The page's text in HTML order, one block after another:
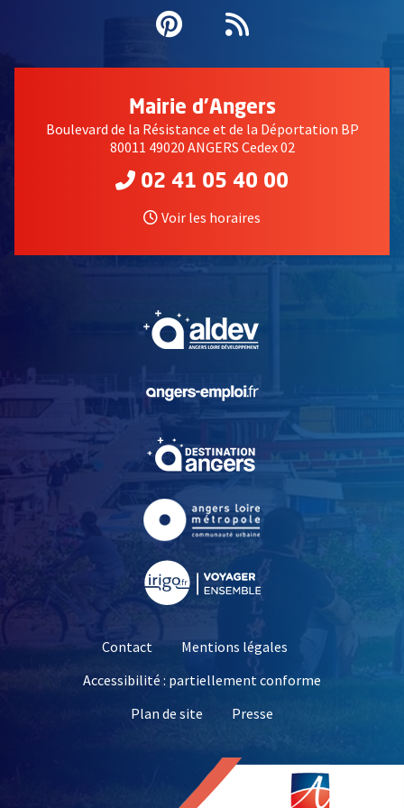
Pinterest
, Ouvre une
Flux RSS
Mairie d'Angers
Boulevard de la Résistance et de la Déportation BP
80011 49020 ANGERS Cedex 02
02 41 05 40 00
Voir les horaires
, Ouvre une nouvelle
, Ouvre une nouvelle
Contact
Mentions légales
Accessibilité : partiellement conforme
Plan de site
Presse